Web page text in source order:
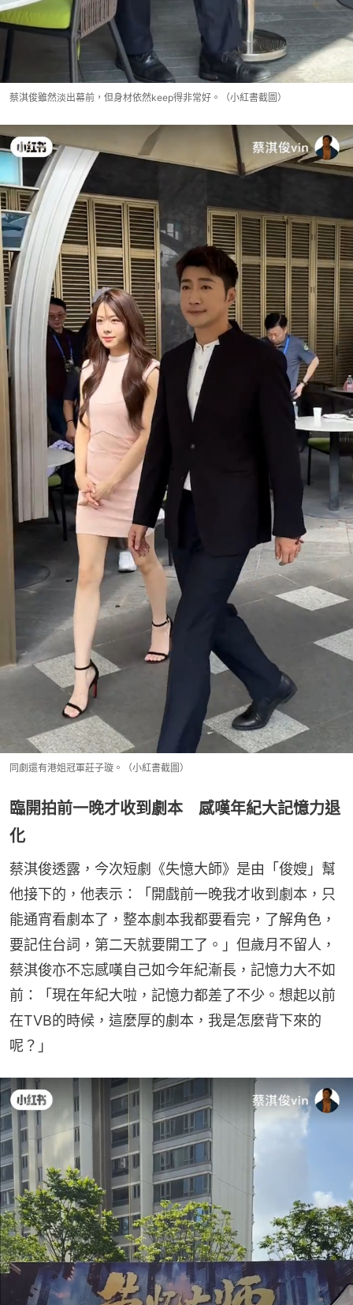
蔡淇俊雖然淡出幕前，但身材依然keep得非常好。（小紅書截圖）
同劇還有港姐冠軍莊子璇。（小紅書截圖）
臨開拍前一晚才收到劇本 感嘆年紀大記憶力退
化
蔡淇俊透露，今次短劇《失憶大師》是由「俊嫂」幫
他接下的，他表示：「開戲前一晚我才收到劇本，只
能通宵看劇本了，整本劇本我都要看完，了解角色，
要記住台詞，第二天就要開工了。」但歲月不留人，
蔡淇俊亦不忘感嘆自己如今年紀漸長，記憶力大不如
前：「現在年紀大啦，記憶力都差了不少。想起以前
在TVB的時候，這麼厚的劇本，我是怎麼背下來的
呢？」